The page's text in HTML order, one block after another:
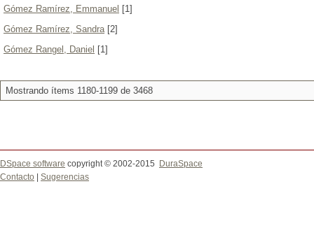
Gómez Ramírez, Emmanuel [1]
Gómez Ramírez, Sandra[2]
Gómez Rangel, Daniel [1]
Mostrando ítems 1180-1199 de 3468
DSpace software copyright © 2002-2015
DuraSpace
Contacto
Sugerencias